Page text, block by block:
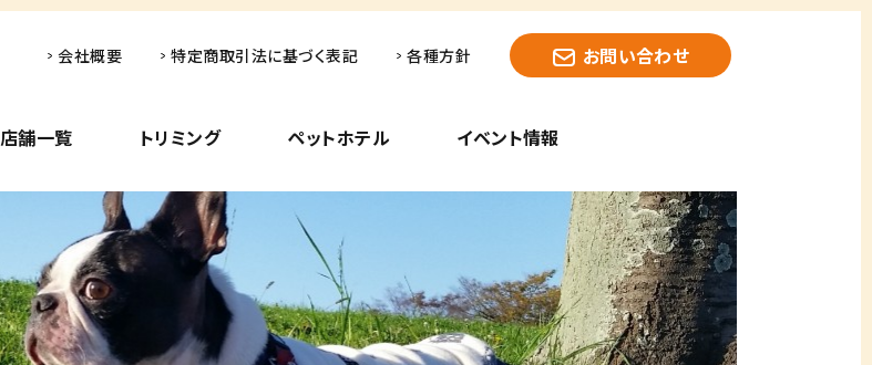
店舗一覧 トリミング ペットホテル イベント情報
会社概要 特定商取引法に基づく表記 各種方針 お問い合わせ